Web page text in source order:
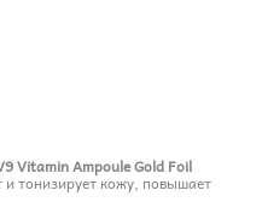
Vitamin Ampoule Gold Foil
и тонизирует кожу, повышает